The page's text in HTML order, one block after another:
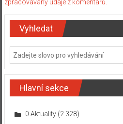
zpracovávány údaje z komentářů.
Vyhledat
Hlavní sekce
0 Aktuality(2 328)